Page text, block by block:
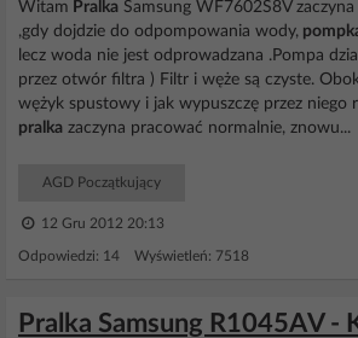
Witam Pralka Samsung WF7602S8V
,gdy dojdzie do odpompowania wody,
lecz woda nie jest odprowadzana .Pompa
przez otwór filtra ) Filtr i węże są czyste.
wężyk spustowy i jak wypuszczę przez niego
pralka zaczyna pracować normalnie, znowu...
AGD Początkujący
12 Gru 2012 20:13
Odpowiedzi: 14 Wyświetleń: 7518
Pralka Samsung R1045AV -